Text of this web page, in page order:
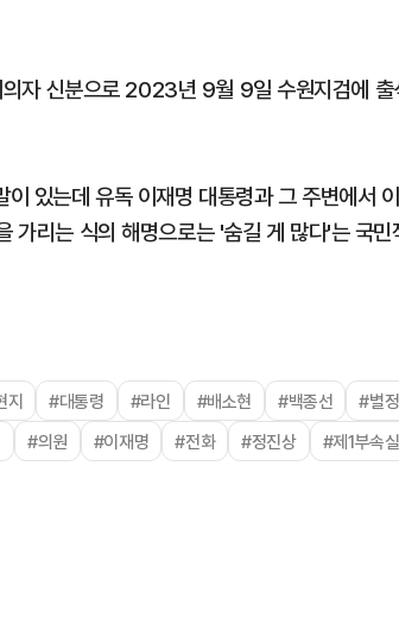
자 신분으로 2023년 9월 9일 수원지검에 출
있는데 유독 이재명 대통령과 그 주변에서
가리는 식의 해명으로는 '숨길 게 많다'는 국
지 #대통령 #라인 #배소현 #백종선 #별
#의원 #이재명 #전화 #정진상 #제1부속